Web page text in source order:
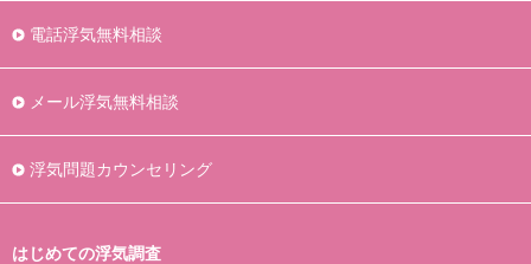
電話浮気無料相談
メール浮気無料相談
浮気問題カウンセリング
はじめての浮気調査